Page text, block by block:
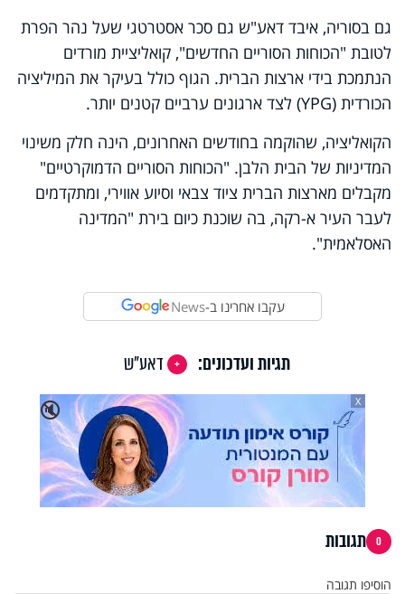
גם בסוריה, איבד דאע"ש גם סכר אסטרטגי שעל נהר הפרת
לטובת "הכוחות הסוריים החדשים", קואליציית מורדים
הנתמכת בידי ארצות הברית. הגוף כולל בעיקר את המיליציה
הכורדית (YPG) לצד ארגונים ערביים קטנים יותר.
הקואליציה, שהוקמה בחודשים האחרונים, הינה חלק משינוי
המדיניות של הבית הלבן. "הכוחות הסוריים הדמוקרטיים"
מקבלים מארצות הברית ציוד צבאי וסיוע אווירי, ומתקדמים
לעבר העיר א-רקה, בה שוכנת כיום בירת "המדינה
האסלאמית".
עקבו אחרינו ב-News
תגיות ועדכונים:
דאע"ש
🔇
X
0 תגובות
הוסיפו תגובה